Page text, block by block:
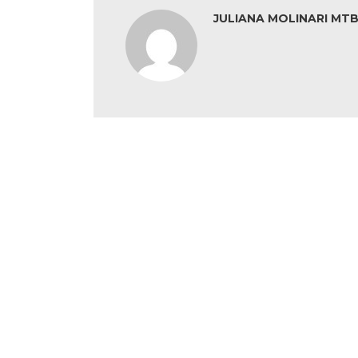
JULIANA MOLINARI